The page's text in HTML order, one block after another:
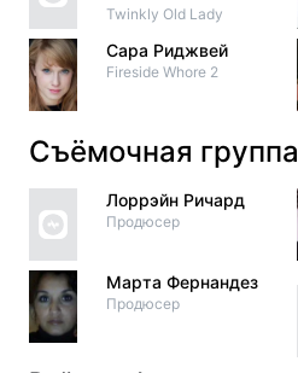
Twinkly Old Lady
Сара Риджвей
Fireside Whore 2
Съёмочная группа
Лоррэйн Ричард
Продюсер
Марта Фернандез
Продюсер